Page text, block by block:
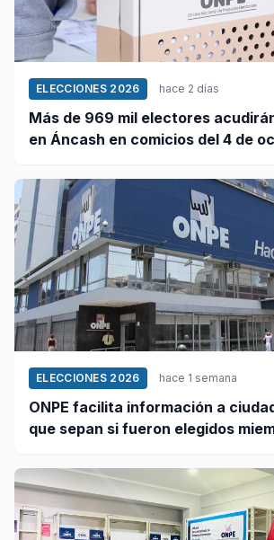
ELECCIONES 2026 hace 2 días
Más de 969 mil electores
en Áncash en comicios del 4 de
ELECCIONES 2026 hace 1 semana
ONPE facilita información a
que sepan si fueron elegidos